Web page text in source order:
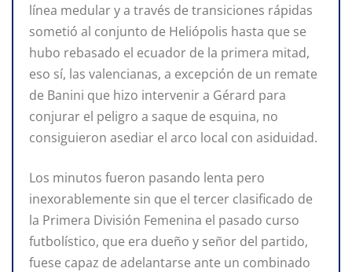
línea medular y a través de transiciones rápidas
sometió al conjunto de Heliópolis hasta que se
hubo rebasado el ecuador de la primera mitad,
eso sí, las valencianas, a excepción de un remate
de Banini que hizo intervenir a Gérard para
conjurar el peligro a saque de esquina, no
consiguieron asediar el arco local con asiduidad.
Los minutos fueron pasando lenta pero
inexorablemente sin que el tercer clasificado de
la Primera División Femenina el pasado curso
futbolístico, que era dueño y señor del partido,
fuese capaz de adelantarse ante un combinado